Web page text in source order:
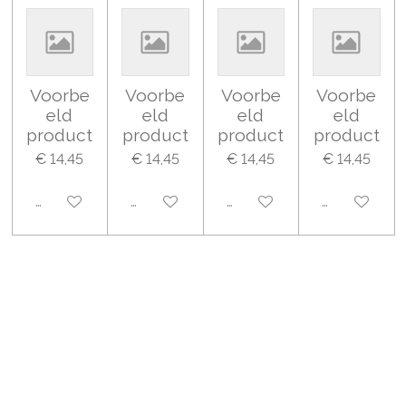
Voorbe
eld
product
€ 14,45
Uitgeschakeld
Voorbe
eld
product
€ 14,45
Uitgeschakeld
Voorbe
eld
product
€ 14,45
Uitgeschakeld
Voorbe
eld
product
€ 14,45